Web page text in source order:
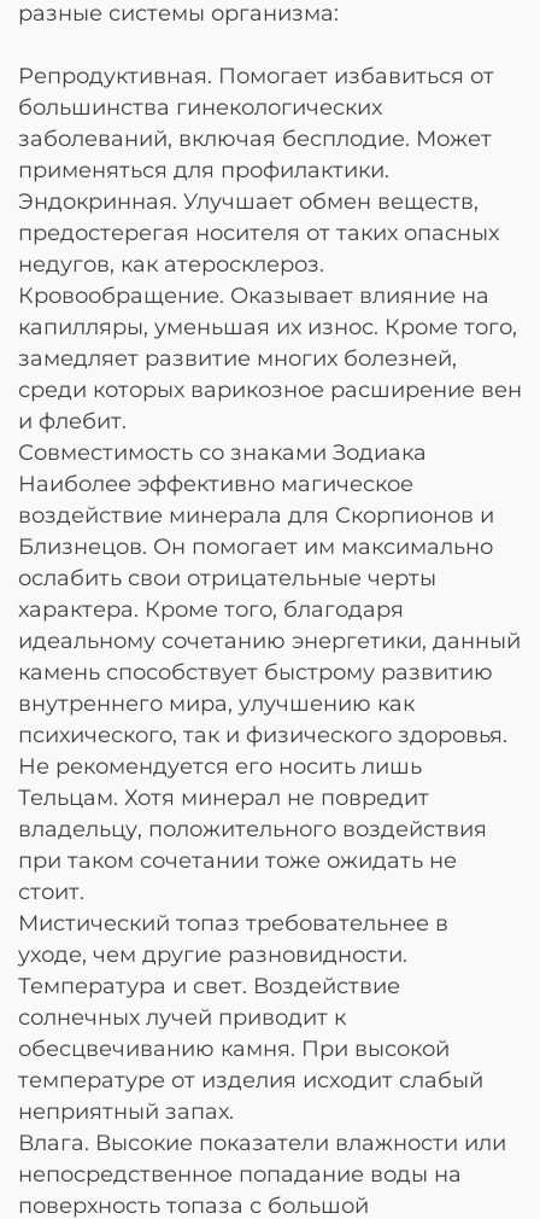
разные системы организма:
Репродуктивная. Помогает избавиться от
большинства гинекологических
заболеваний, включая бесплодие. Может
применяться для профилактики.
Эндокринная. Улучшает обмен веществ,
предостерегая носителя от таких опасных
недугов, как атеросклероз.
Кровообращение. Оказывает влияние на
капилляры, уменьшая их износ. Кроме того,
замедляет развитие многих болезней,
среди которых варикозное расширение вен
и флебит.
Совместимость со знаками Зодиака
Наиболее эффективно магическое
воздействие минерала для Скорпионов и
Близнецов. Он помогает им максимально
ослабить свои отрицательные черты
характера. Кроме того, благодаря
идеальному сочетанию энергетики, данный
камень способствует быстрому развитию
внутреннего мира, улучшению как
психического, так и физического здоровья.
Не рекомендуется его носить лишь
Тельцам. Хотя минерал не повредит
владельцу, положительного воздействия
при таком сочетании тоже ожидать не
стоит.
Мистический топаз требовательнее в
уходе, чем другие разновидности.
Температура и свет. Воздействие
солнечных лучей приводит к
обесцвечиванию камня. При высокой
температуре от изделия исходит слабый
неприятный запах.
Влага. Высокие показатели влажности или
непосредственное попадание воды на
поверхность топаза с большой